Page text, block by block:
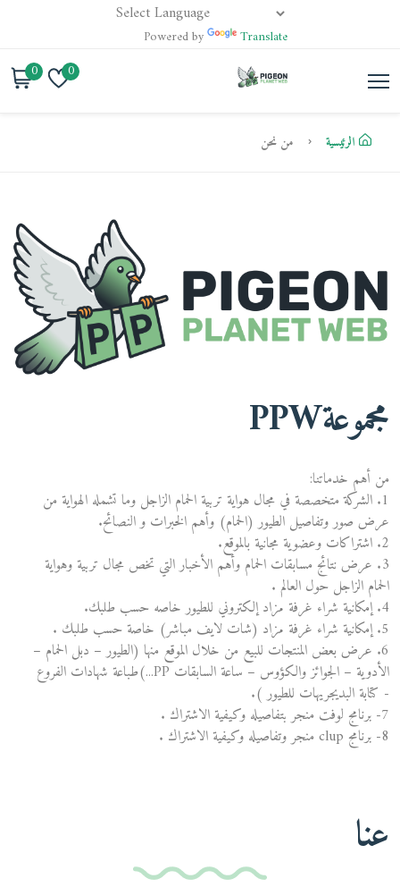
Powered by
Translate
0
0
الرئيسية من نحن
مجموعةPPW
من أهم خدماتنا:
1. الشركة متخصصة في مجال هواية تربية الحمام الزاجل وما تشمله الهواية من
عرض صور وتفاصيل الطيور (الحمام) وأهم الخبرات و النصائح.
2. اشتراكات وعضوية مجانية بالموقع.
3. عرض نتائج مسابقات الحمام وأهم الأخبار التي تخص مجال تربية وهواية
الحمام الزاجل حول العالم .
4. إمكانية شراء غرفة مزاد إلكتروني للطيور خاصه حسب طلبك.
5. إمكانية شراء غرفة مزاد (شات لايف مباشر) خاصة حسب طلبك .
6. عرض بعض المنتجات للبيع من خلال الموقع منها (الطيور – دبل الحمام –
الأدوية – الجوائز والكؤوس – ساعة السابقات PP...)طباعة شهادات الفروع
- كتابة البديجريهات للطيور ).
7- برنامج لوفت منجر بتفاصيله وكيفية الاشتراك .
8- برنامج clup منجر وتفاصيله وكيفية الاشتراك .
عنا